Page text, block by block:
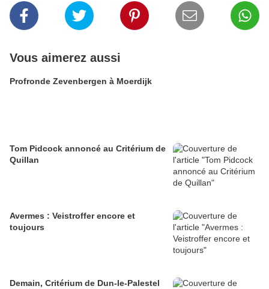
Vous aimerez aussi
Profronde Zevenbergen à Moerdijk
Tom Pidcock annoncé au Critérium de
Quillan
Avermes : Veistroffer encore et
toujours
Demain, Critérium de Dun-le-Palestel